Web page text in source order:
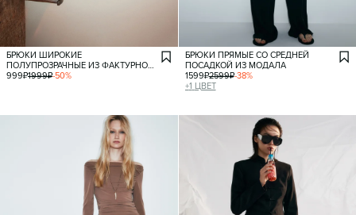
БРЮКИ ШИРОКИЕ
ПОЛУПРОЗРАЧНЫЕ ИЗ ФАКТУРНОЙ
ТКАНИ
999₽1999₽-50%
БРЮКИ ПРЯМЫЕ СО СРЕДНЕЙ
ПОСАДКОЙ ИЗ МОДАЛА
1599₽2599₽-38%
+1 ЦВЕТ